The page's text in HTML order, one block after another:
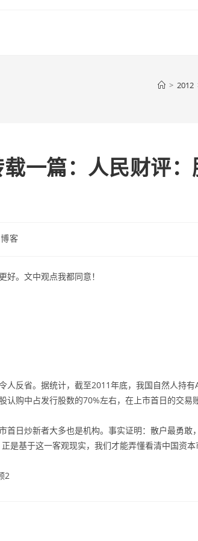
> 2012
一篇：人民财评
客
。文中观点我都同意！
反省。据统计，截至2011年底，我国自然人持有
认购中占发行股数的70%左右，在上市首日的交易
首日炒新者大多也是机构。事实证明：散户最勇敢
是基于这一客观现实，我们才能弄懂看清中国资
2